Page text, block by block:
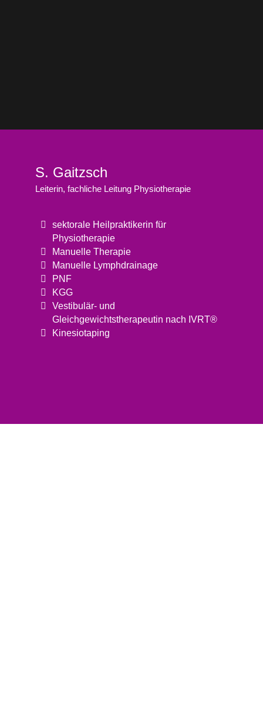
S. Gaitzsch
Leiterin, fachliche Leitung Physiotherapie
sektorale Heilpraktikerin für
Physiotherapie
Manuelle Therapie
Manuelle Lymphdrainage
PNF
KGG
Vestibulär- und
Gleichgewichtstherapeutin nach IVRT®
Kinesiotaping